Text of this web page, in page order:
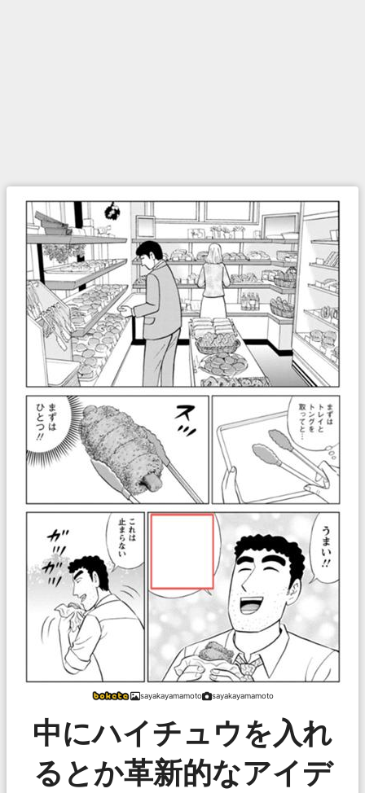
sayakayamamoto sayakayamamoto
中にハイチュウを入れ
るとか革新的なアイデ